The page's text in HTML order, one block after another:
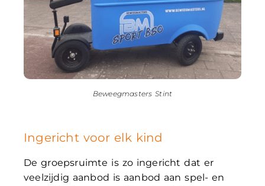
Beweegmasters Stint
Ingericht voor elk kind
De groepsruimte is zo ingericht dat er
veelzijdig aanbod is aanbod aan spel- en